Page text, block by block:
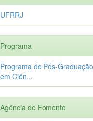
UFRRJ
Programa
Programa de Pós-Graduação
em Ciên...
Agência de Fomento